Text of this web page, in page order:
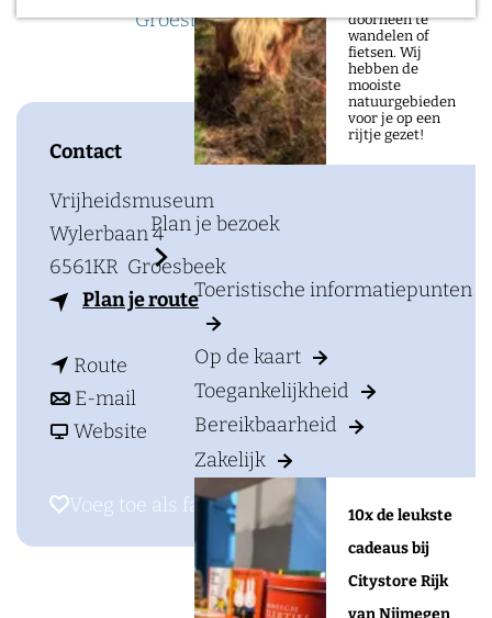
doorheen te
wandelen of
fietsen. Wij
hebben de
mooiste
natuurgebieden
voor je op een
rijtje gezet!
Plan je bezoek
Toeristische informatiepunten
Op de kaart
Toegankelijkheid
Bereikbaarheid
Zakelijk
10x de leukste
cadeaus bij
Citystore Rijk
van Nijmegen
Groesbeek
t/m 26 juli
Contact
Vrijheidsmuseum
Wylerbaan 4
6561KR Groesbeek
Plan je routen
a
a
r
H
i
g
i
Route
a
a
H
E-mail
a
r
Website
n
Voeg toe als favoriet
Voeg toe als favoriet